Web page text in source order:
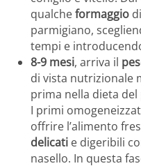
qualcheformaggio
parmigiano,
tempi e
8-9 mesi, arriva il
di vista nutrizionale
prima nella dieta
I primi
offrire l’alimento
delicati e digeribili
nasello. In questa